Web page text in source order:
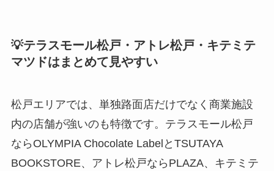
💡テラスモール松戸・アトレ松戸・キテミテ
マツドはまとめて見やすい
松戸エリアでは、単独路面店だけでなく商業施設
内の店舗が強いのも特徴です。テラスモール松戸
ならOLYMPIA Chocolate LabelとTSUTAYA
BOOKSTORE、アトレ松戸ならPLAZA、キテミテ